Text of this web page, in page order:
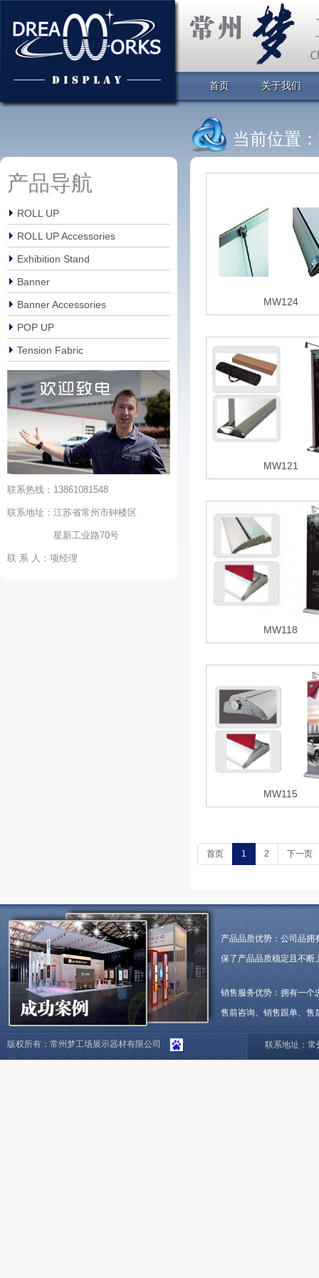
首页 关于我们
产品导航
ROLL UP
ROLL UP Accessories
Exhibition Stand
Banner
Banner Accessories
POP UP
Tension Fabric
联系热线：13861081548
联系地址：江苏省常州市钟楼区
星新工业路70号
联 系 人：项经理
当前位置：
MW124
MW121
MW118
MW115
首页 1 2 下一页
产品品质优势：公司品拥
保了产品品质稳定且不断
销售服务优势：拥有一个
售前咨询、销售跟单、售
版权所有：常州梦工场展示器材有限公司 联系地址：